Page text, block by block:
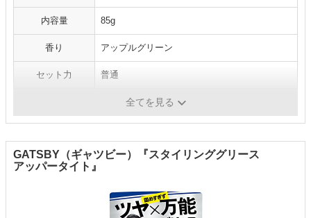
内容量 85g
香り アップルグリーン
セット力 普通
セミマット全てを見る
GATSBY（ギャツビー）『スタイリンググリース
アッパータイト』